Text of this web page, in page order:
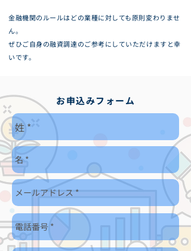
金融機関のルールはどの業種に対しても原則変わりませ
ん。
ぜひご自身の融資調達のご参考にしていただけますと幸
いです。
お申込みフォーム